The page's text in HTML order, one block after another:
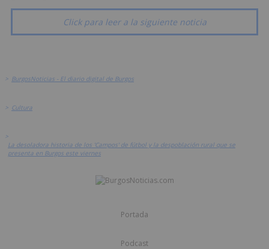
Click para leer a la siguiente noticia
> BurgosNoticias - El diario digital de Burgos
> Cultura
>
La desoladora historia de los 'Campos' de fútbol y la despoblación rural que se
presenta en Burgos este viernes
Portada
Podcast